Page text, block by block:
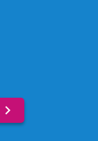
chevron_right